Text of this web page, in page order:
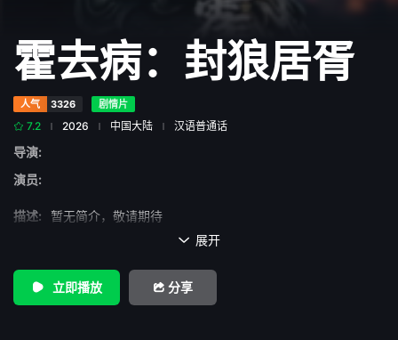
霍去病：封狼居胥
人气 3326 剧情片
7.2 2026 中国大陆 汉语普通话
导演:
演员:
描述: 暂无简介，敬请期待
 展开
立即播放 分享